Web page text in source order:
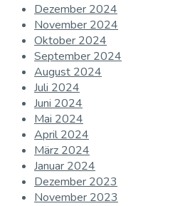
Dezember 2024
November 2024
Oktober 2024
September 2024
August 2024
Juli 2024
Juni 2024
Mai 2024
April 2024
März 2024
Januar 2024
Dezember 2023
November 2023